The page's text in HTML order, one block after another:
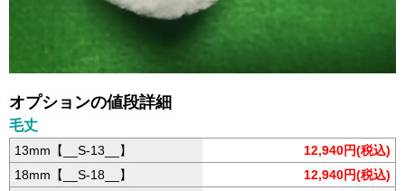
オプションの値段詳細
毛丈
13mm【__S-13__】
12,940円(税込)
18mm【__S-18__】
12,940円(税込)